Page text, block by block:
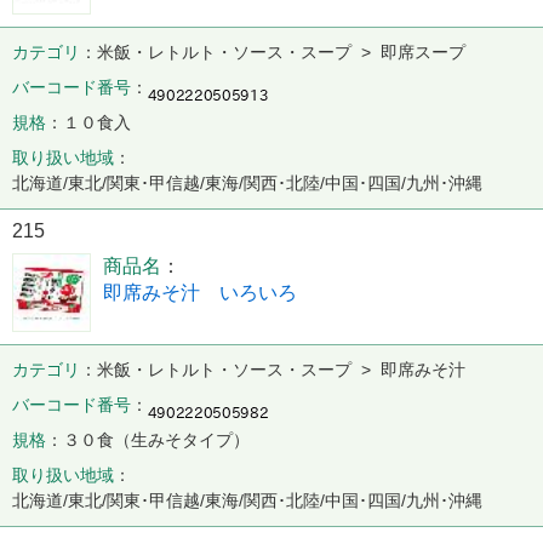
カテゴリ
米飯・レトルト・ソース・スープ > 即席スープ
バーコード番号
規格
１０食入
取り扱い地域
北海道/東北/関東･甲信越/東海/関西･北陸/中国･四国/九州･沖縄
215
商品名
即席みそ汁 いろいろ
カテゴリ
米飯・レトルト・ソース・スープ > 即席みそ汁
バーコード番号
規格
３０食（生みそタイプ）
取り扱い地域
北海道/東北/関東･甲信越/東海/関西･北陸/中国･四国/九州･沖縄